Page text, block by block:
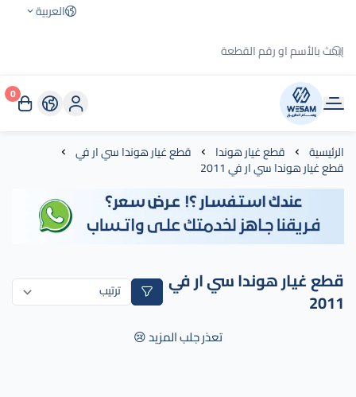
العربية
وسام الطريق
0
الرئيسية قطع غيار هوندا قطع غيار هوندا سي ار في
قطع غيار هوندا سي ار في 2011
قطع غيار هوندا سي ار في
2011
تعذر جلب المزيد 😢